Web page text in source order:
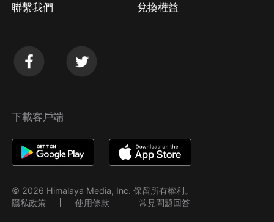
聯繫我們 兌換權益
下載客戶端
© 2026 Himalaya Media, Inc. 保留所有權利。
隱私政策
使用條款 常見問題回答